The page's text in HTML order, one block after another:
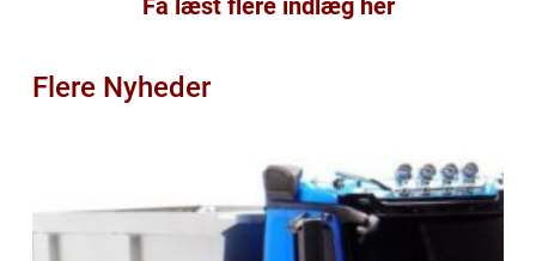
Flere Nyheder